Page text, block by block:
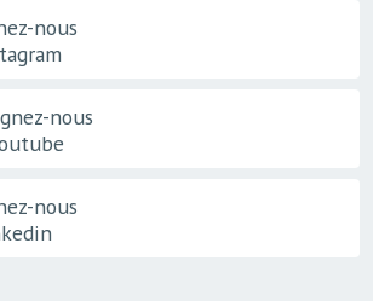
nous
nous
nous